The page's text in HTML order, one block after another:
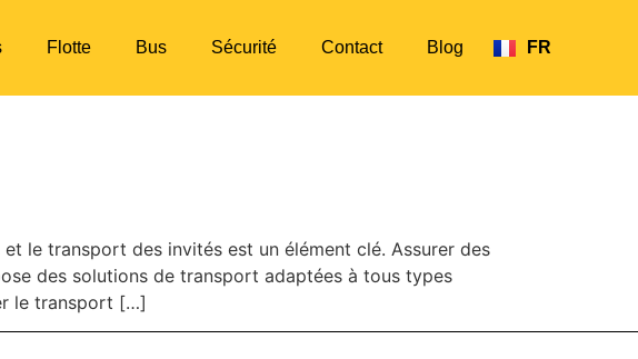
Flotte Bus Sécurité Contact Blog FR
EN
le transport des invités est un élément clé. Assurer des
des solutions de transport adaptées à tous types
le transport […]